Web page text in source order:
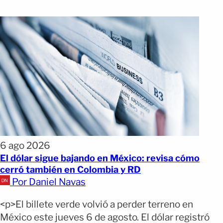
6 ago 2026
El dólar sigue bajando en México: revisa cómo
cerró también en Colombia y RD
Por Daniel Navas
<p>El billete verde volvió a perder terreno en
México este jueves 6 de agosto. El dólar registró